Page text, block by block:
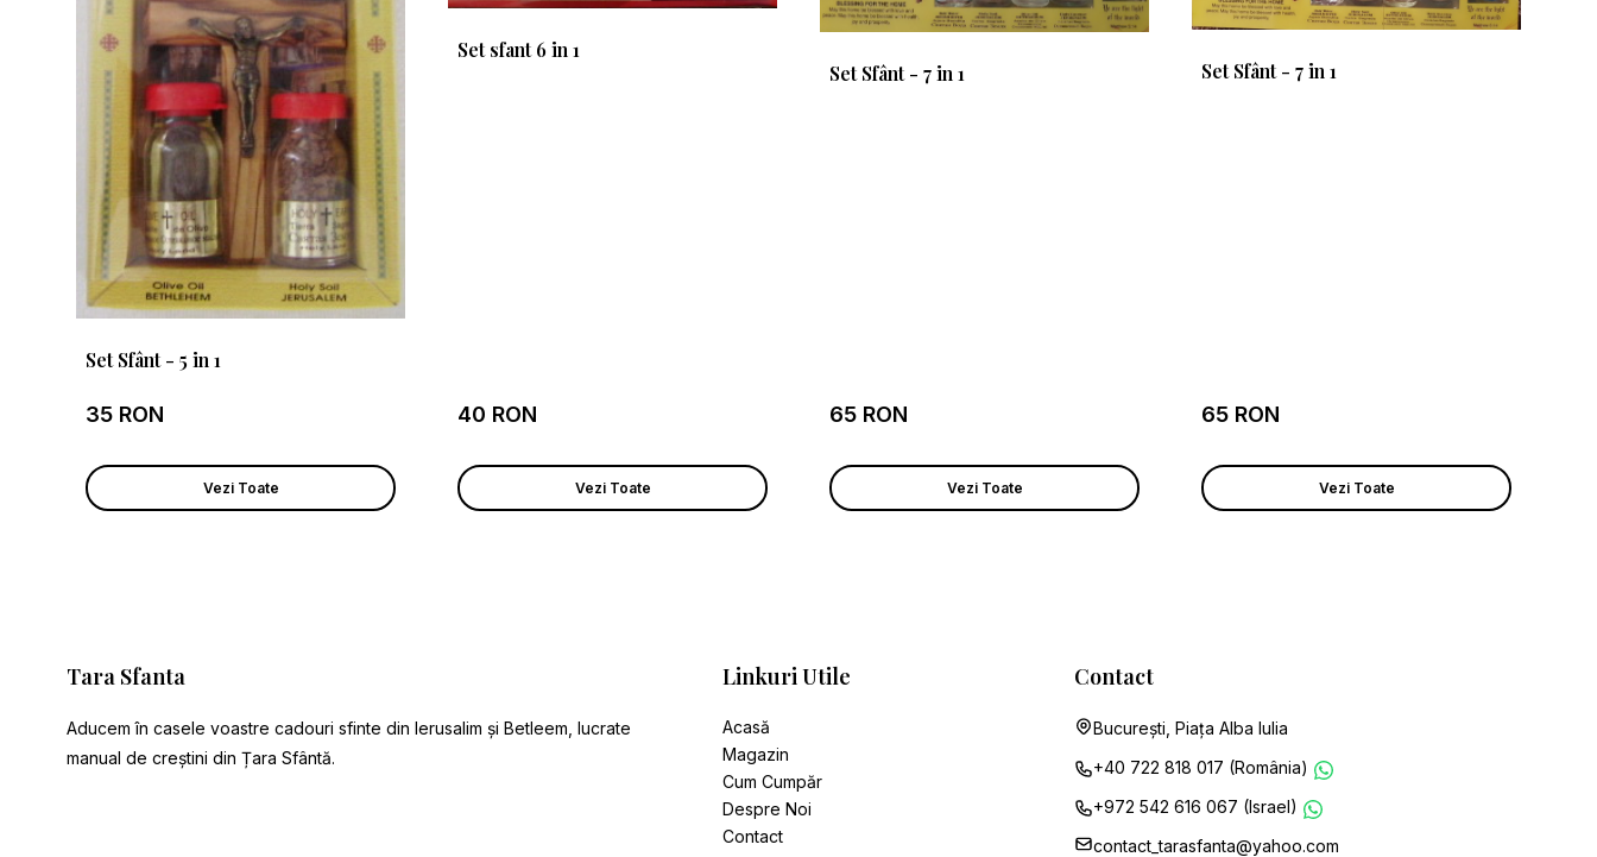
Set Sfânt - 5 in 1
35 RON
Vezi Toate
Set sfant 6 in 1
40 RON
Vezi Toate
Set Sfânt - 7 in 1
65 RON
Vezi Toate
Set Sfânt - 7 in 1
65 RON
Vezi Toate
Tara Sfanta
Aducem în casele voastre cadouri sfinte din Ierusalim și Betleem, lucrate
manual de creștini din Țara Sfântă.
Linkuri Utile
Acasă
Magazin
Cum Cumpăr
Despre Noi
Contact
Contact
București, Piața Alba Iulia
+40 722 818 017 (România)
+972 542 616 067 (Israel)
contact_tarasfanta@yahoo.com